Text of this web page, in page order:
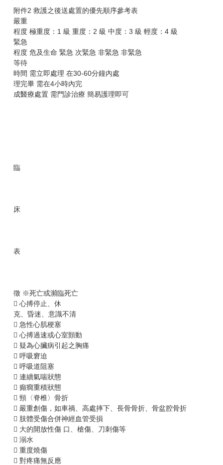
附件2 救護之後送處置的優先順序參考表
嚴重
程度 極重度：1 級 重度：2 級 中度：3 級 輕度：4 級
緊急
程度 危及生命 緊急 次緊急 非緊急 非緊急
等待
時間 需立即處理 在30-60分鐘內處
理完畢 需在4小時內完
成醫療處置 需門診治療 簡易護理即可
臨
床
表
徵 ※死亡或瀕臨死亡
 心搏停止、休
克、昏迷、意識不清
 急性心肌梗塞
 心搏過速或心室顫動
 疑為心臟病引起之胸痛
 呼吸窘迫
 呼吸道阻塞
 連續氣喘狀態
 癲癇重積狀態
 頸〈脊椎〉骨折
 嚴重創傷，如車禍、高處摔下、長骨骨折、骨盆腔骨折
 肢體受傷合併神經血管受損
 大的開放性傷 口、槍傷、刀刺傷等
 溺水
 重度燒傷
 對疼痛無反應